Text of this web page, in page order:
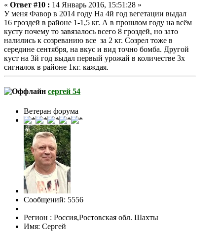
« Ответ #10 : 14 Январь 2016, 15:51:28 »
У меня Фавор в 2014 году На 4й год вегетации выдал
16 гроздей в районе 1-1,5 кг. А в прошлом году на всём
кусту почему то завязалось всего 8 гроздей, но зато
налились к созреванию все за 2 кг. Созрел тоже в
середине сентября, на вкус и вид точно бомба. Другой
куст на 3й год выдал первый урожай в количестве 3х
сигналок в районе 1кг. каждая.
сергей 54
Ветеран форума
Сообщений: 5556
Регион : Россия,Ростовская обл. Шахты
Имя: Сергей